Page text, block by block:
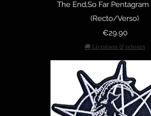
The End,So Far Pentagram
(Recto/Verso)
Price
€29.90
🚚 Livraison & retours